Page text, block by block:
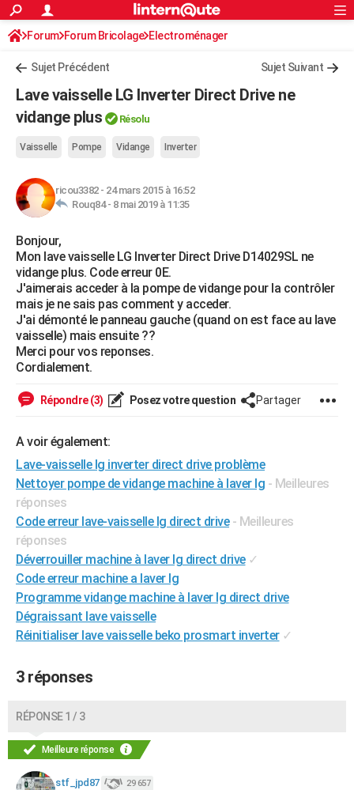
ACTUALITÉS
Politique
Société
Faits Divers
Education
Monde
Villes
+
Programme TV
TNTStreaming
Cinéma
Sorties cinéma
Musique
FINANCE
Retraite
Impôts
Epargne
Immobilier
Risques naturels par ville
Banque
Assurance
Crédit
AUTO
Essais
Réserver un essai
Citadines
Berlines
SUV
Forum auto
HIGH-TECH
Mobiles
Meilleur smartphone
Internet
Ordinateurs
Jeux vidéo
Guide high-tech
+BRICOLAGE
Forum
Aménagement intérieur
Extérieur
Cuisine
Salle de bains
Jardinage
Rangement
WEEK-END
Guides de France
Escapades
Patrimoine
Expositions
Musées
Week-end nature
+LIFESTYLE
Art de vivre
Bien-être
Loisirs
Mode
Modes de vie
SANTE
Alimentation
Guide de la santé
Maladies
Médicaments
Sommeil
VOYAGE
Destinations
City break
Voyage nature
Voyage de noces
Forum
Climat
+PHOTO
GUIDES D'ACHAT
BONS PLANS
CARTE DE VOEUX
Carte de Noël
Carte Bonne année
Carte Saint-Valentin
Carte Pâques
Carte d'anniversaire
DICTIONNAIRE
Dictionnaire
Biographies
Citations
Expressions
Proverbes
PROGRAMME TV
COPAINS D'AVANT
S'inscrire
Se connecter
Lycées
Collèges
Primaires
Universités
Entreprises
Service militaire
Avis de recherche
AVIS DE DÉCÈS
FORUM
S'inscrire
Connexion
Forum Forum Bricolage Electroménager
Sujet Précédent Sujet Suivant
Lave vaisselle LG Inverter Direct Drive ne
vidange plus
Résolu
Vaisselle Pompe Vidange Inverter
ricou3382- 24 mars 2015 à 16:52
Rouq84 - 8 mai 2019 à 11:35
Bonjour,
Mon lave vaisselle LG Inverter Direct Drive D14029SL ne
vidange plus. Code erreur 0E.
J'aimerais acceder à la pompe de vidange pour la contrôler
mais je ne sais pas comment y acceder.
J'ai démonté le panneau gauche (quand on est face au lave
vaisselle) mais ensuite ??
Merci pour vos reponses.
Cordialement.
Répondre (3) Posez votre question Partager
A voir également:
Lave-vaisselle lg inverter direct drive problème
Nettoyer pompe de vidange machine à laver lg - Meilleures
réponses
Code erreur lave-vaisselle lg direct drive - Meilleures
réponses
Déverrouiller machine à laver lg direct drive ✓
Code erreur machine a laver lg
Programme vidange machine à laver lg direct drive
Dégraissant lave vaisselle
Réinitialiser lave vaisselle beko prosmart inverter ✓
3 réponses
RÉPONSE 1 / 3
Meilleure réponse
stf_jpd87 29 657